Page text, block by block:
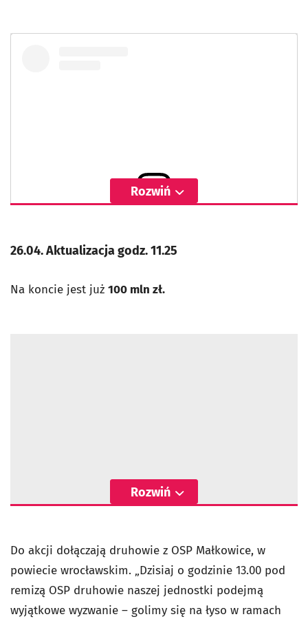
Rozwiń
26.04. Aktualizacja godz. 11.25
Na koncie jest już 100 mln zł.
Rozwiń
Do akcji dołączają druhowie z OSP Małkowice, w
powiecie wrocławskim. „Dzisiaj o godzinie 13.00 pod
remizą OSP druhowie naszej jednostki podejmą
wyjątkowe wyzwanie – golimy się na łyso w ramach